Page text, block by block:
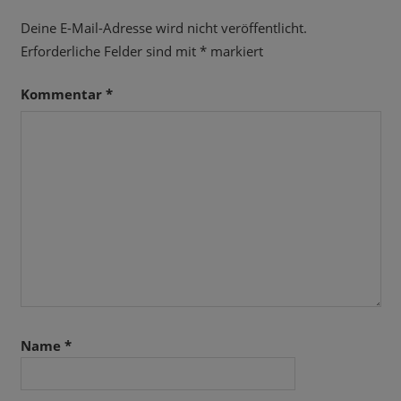
Deine E-Mail-Adresse wird nicht veröffentlicht.
Erforderliche Felder sind mit *markiert
Kommentar *
Name *